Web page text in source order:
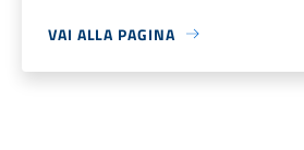
VAI ALLA PAGINA